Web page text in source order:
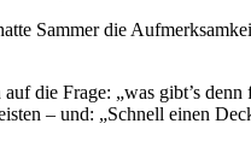
Sammer die
die Frage: „was gibt’s
– und: „Schnell einen